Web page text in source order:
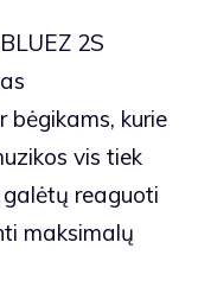
2S
bėgikams, kurie
vis tiek
reaguoti
maksimalų